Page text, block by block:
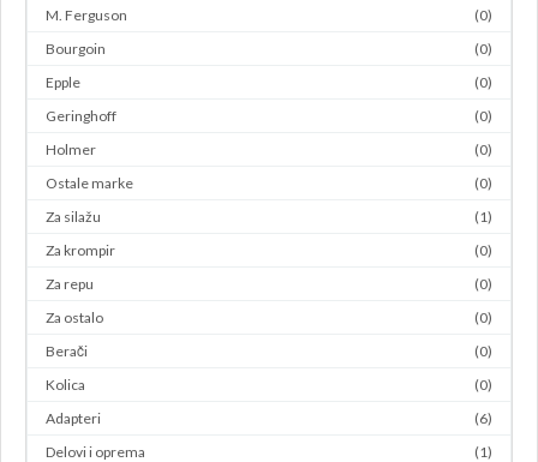
M. Ferguson
(0)
Bourgoin
(0)
Epple
(0)
Geringhoff
(0)
Holmer
(0)
Ostale marke
(0)
Za silažu
(1)
Za krompir
(0)
Za repu
(0)
Za ostalo
(0)
Berači
(0)
Kolica
(0)
Adapteri
(6)
Delovi i oprema
(1)